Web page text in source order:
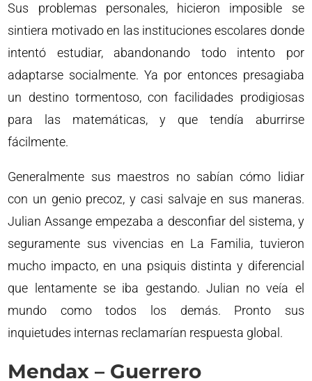
Sus problemas personales, hicieron imposible se
sintiera motivado en las instituciones escolares donde
intentó estudiar, abandonando todo intento por
adaptarse socialmente. Ya por entonces presagiaba
un destino tormentoso, con facilidades prodigiosas
para las matemáticas, y que tendía aburrirse
fácilmente.
Generalmente sus maestros no sabían cómo lidiar
con un genio precoz, y casi salvaje en sus maneras.
Julian Assange empezaba a desconfiar del sistema, y
seguramente sus vivencias en La Familia, tuvieron
mucho impacto, en una psiquis distinta y diferencial
que lentamente se iba gestando. Julian no veía el
mundo como todos los demás. Pronto sus
inquietudes internas reclamarían respuesta global.
Mendax – Guerrero